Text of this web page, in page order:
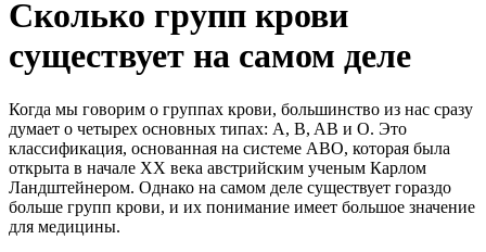
Сколько групп крови
существует на самом деле
Когда мы говорим о группах крови, большинство из нас сразу
думает о четырех основных типах: A, B, AB и O. Это
классификация, основанная на системе ABO, которая была
открыта в начале XX века австрийским ученым Карлом
Ландштейнером. Однако на самом деле существует гораздо
больше групп крови, и их понимание имеет большое значение
для медицины.